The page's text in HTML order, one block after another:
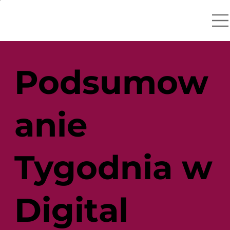
Podsumow
anie
Tygodnia w
Digital